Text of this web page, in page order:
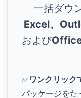
一括ダウ
Excel、
および
✅ワンクリック
パッケージをた